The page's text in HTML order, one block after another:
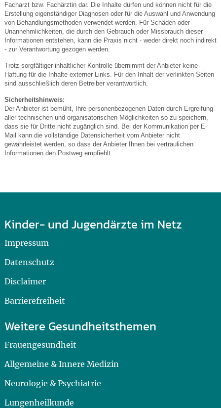
Facharzt bzw. Fachärztin dar. Die Inhalte dürfen und können nicht für die
Erstellung eigenständiger Diagnosen oder für die Auswahl und Anwendung
von Behandlungsmethoden verwendet werden. Für Schäden oder
Unannehmlichkeiten, die durch den Gebrauch oder Missbrauch dieser
Informationen entstehen, kann die Praxis nicht - weder direkt noch indirekt
- zur Verantwortung gezogen werden.
Trotz sorgfältiger inhaltlicher Kontrolle übernimmt der Anbieter keine
Haftung für die Inhalte externer Links. Für den Inhalt der verlinkten Seiten
sind ausschließlich deren Betreiber verantwortlich.
Sicherheitshinweis:
Der Anbieter ist bemüht, Ihre personenbezogenen Daten durch Ergreifung
aller technischen und organisatorischen Möglichkeiten so zu speichern,
dass sie für Dritte nicht zugänglich sind. Bei der Kommunikation per E-
Mail kann die vollständige Datensicherheit vom Anbieter nicht
gewährleistet werden, so dass der Anbieter Ihnen bei vertraulichen
Informationen den Postweg empfiehlt.
Kinder- und Jugendärzte im Netz
Impressum
Datenschutz
Disclaimer
Barrierefreiheit
Weitere Gesundheitsthemen
Frauengesundheit
Allgemeine & Innere Medizin
Neurologie & Psychiatrie
Lungenheilkunde